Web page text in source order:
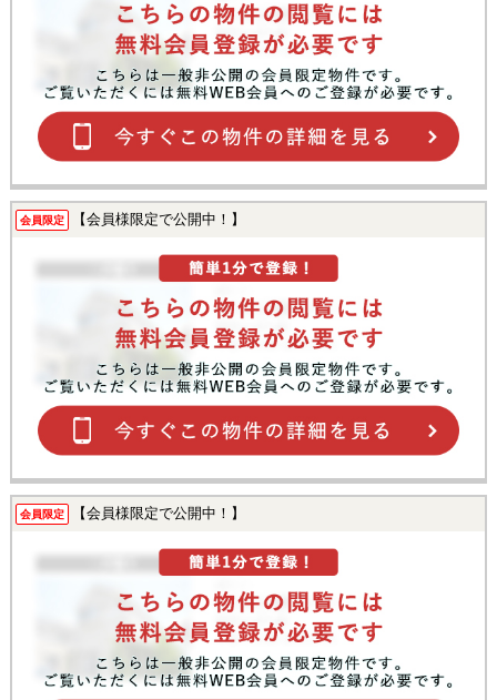
会員限定 【会員様限定で公開中！】
会員限定 【会員様限定で公開中！】